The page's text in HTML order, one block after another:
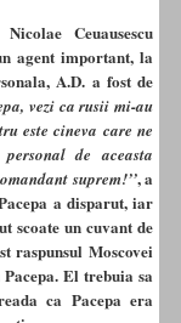
Ceuausescu
agent important, la
A.D. a fost de
vezi ca rusii mi-au
este cineva care ne
de aceasta
suprem!’’, a
a disparut, iar
scoate un cuvant de
raspunsul Moscovei
El trebuia sa
ca Pacepa era